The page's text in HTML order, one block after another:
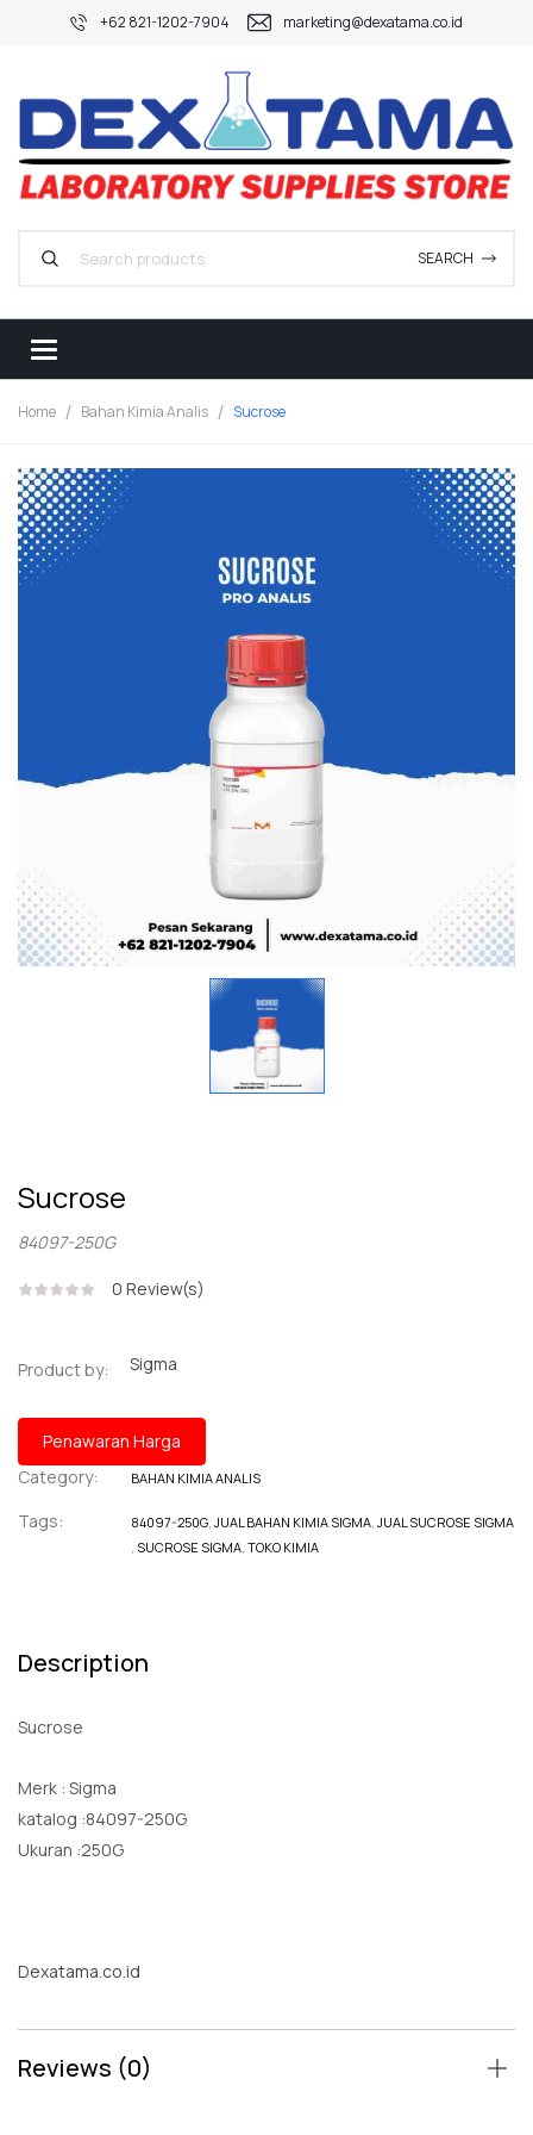
+62 821-1202-7904 marketing@dexatama.co.id
SEARCH
Home Bahan Kimia Analis Sucrose
Sucrose
84097-250G
0 Review(s)
Product by: Sigma
Penawaran Harga
Category:
BAHAN KIMIA ANALIS
Tags: 84097-250G ,JUAL BAHAN KIMIA SIGMA ,JUAL SUCROSE SIGMA
SUCROSE SIGMA TOKO KIMIA
Description
Sucrose
Merk : Sigma
katalog :84097-250G
Ukuran :250G
Dexatama.co.id
Reviews (0)